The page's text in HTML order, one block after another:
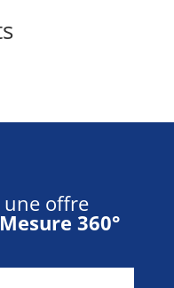
une offre
360°